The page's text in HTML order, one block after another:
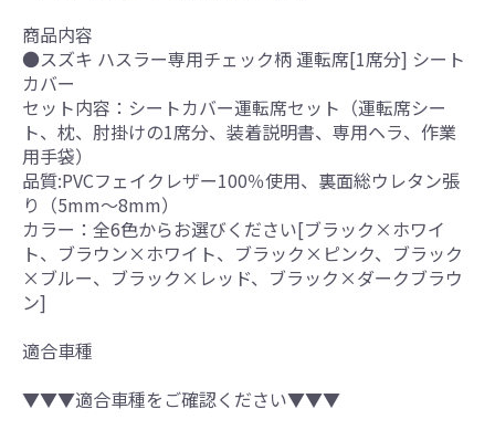
商品内容
●スズキ ハスラー専用チェック柄 運転席[1席分] シート
カバー
セット内容：シートカバー運転席セット（運転席シー
ト、枕、肘掛けの1席分、装着説明書、専用ヘラ、作業
用手袋）
品質:PVCフェイクレザー100％使用、裏面総ウレタン張
り（5mm～8mm）
カラー：全6色からお選びください[ブラック×ホワイ
ト、ブラウン×ホワイト、ブラック×ピンク、ブラック
×ブルー、ブラック×レッド、ブラック×ダークブラウ
ン]
適合車種
▼▼▼適合車種をご確認ください▼▼▼